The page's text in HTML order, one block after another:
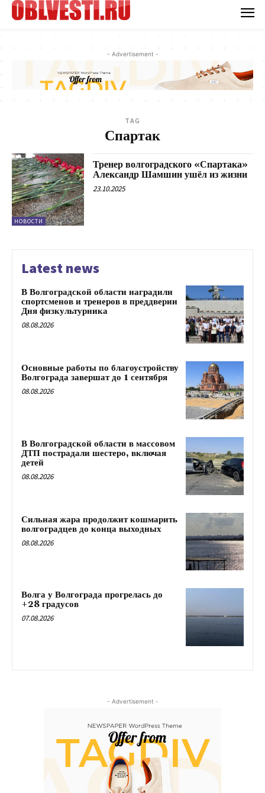
- Advertisement -
TAG
Спартак
НОВОСТИ
Тренер волгоградского «Спартака»
Александр Шамшин ушёл из жизни
23.10.2025
Latest news
В Волгоградской области наградили
спортсменов и тренеров в преддверии
Дня физкультурника
08.08.2026
Основные работы по благоустройству
Волгограда завершат до 1 сентября
08.08.2026
В Волгоградской области в массовом
ДТП пострадали шестеро, включая
детей
08.08.2026
Сильная жара продолжит кошмарить
волгоградцев до конца выходных
08.08.2026
Волга у Волгограда прогрелась до
+28 градусов
07.08.2026
- Advertisement -